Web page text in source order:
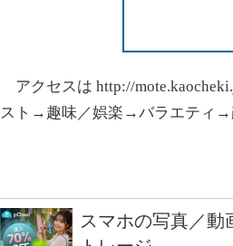
アクセスは http://
スト→趣味／娯楽→バラエティ→
スマホの写真／動